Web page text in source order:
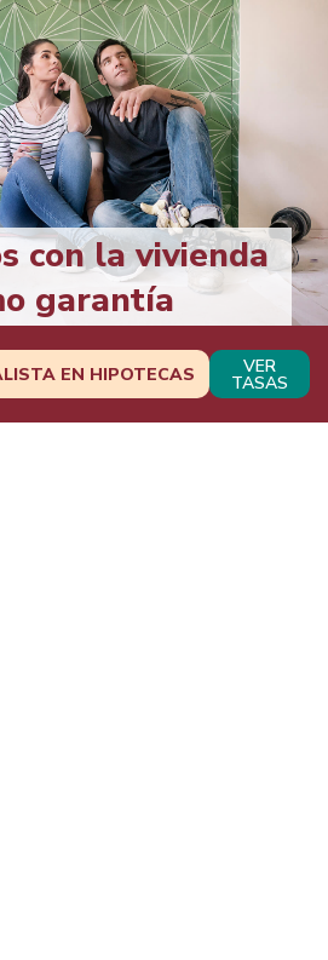
con la vivienda
garantía
EN HIPOTECAS VER
TASAS